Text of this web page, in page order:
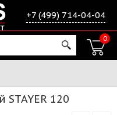
+7 (499) 714-04-04
0
STAYER 120